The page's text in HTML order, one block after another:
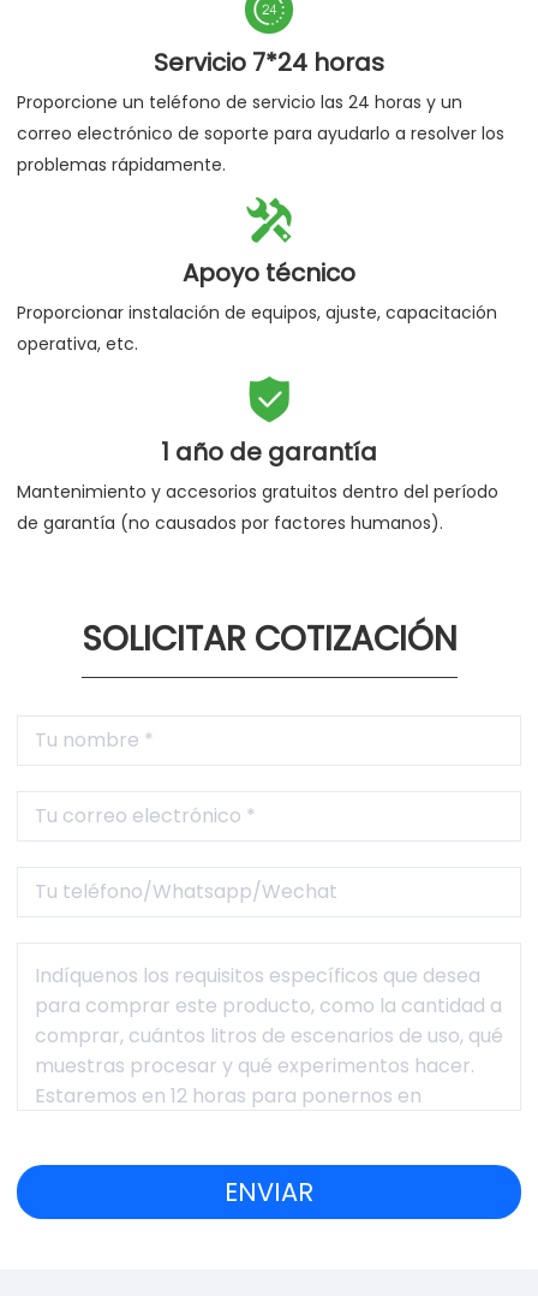

Servicio 7*24 horas
Proporcione un teléfono de servicio las 24 horas y un
correo electrónico de soporte para ayudarlo a resolver los
problemas rápidamente.

Apoyo técnico
Proporcionar instalación de equipos, ajuste, capacitación
operativa, etc.

1 año de garantía
Mantenimiento y accesorios gratuitos dentro del período
de garantía (no causados por factores humanos).
SOLICITAR COTIZACIÓN